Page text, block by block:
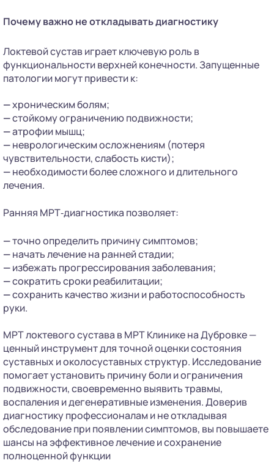
Почему важно не откладывать диагностику
Локтевой сустав играет ключевую роль в
функциональности верхней конечности. Запущенные
патологии могут привести к:
—хроническим болям;
—стойкому ограничению подвижности;
—атрофии мышц;
—неврологическим осложнениям (потеря
чувствительности, слабость кисти);
—необходимости более сложного и длительного
лечения.
Ранняя МРТ‑диагностика позволяет:
—точно определить причину симптомов;
—начать лечение на ранней стадии;
—избежать прогрессирования заболевания;
—сократить сроки реабилитации;
—сохранить качество жизни и работоспособность
руки.
МРТ локтевого сустава в МРТ Клинике на Дубровке —
ценный инструмент для точной оценки состояния
суставных и околосуставных структур. Исследование
помогает установить причину боли и ограничения
подвижности, своевременно выявить травмы,
воспаления и дегенеративные изменения. Доверив
диагностику профессионалам и не откладывая
обследование при появлении симптомов, вы повышаете
шансы на эффективное лечение и сохранение
полноценной функции